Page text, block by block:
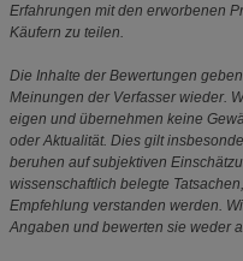
Erfahrungen mit den erworbenen
Käufern zu teilen.
Die Inhalte der Bewertungen
Meinungen der Verfasser wieder.
eigen und übernehmen keine
oder Aktualität. Dies gilt
beruhen auf subjektiven
wissenschaftlich belegte
Empfehlung verstanden werden.
Angaben und bewerten sie weder